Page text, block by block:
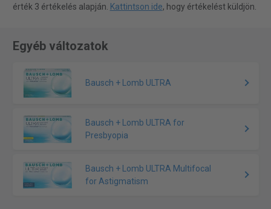
érték 3 értékelés alapján. Kattintson ide, hogy értékelést küldjön.
Egyéb változatok
Bausch + Lomb ULTRA
Bausch + Lomb ULTRA for
Presbyopia
Bausch + Lomb ULTRA Multifocal
for Astigmatism